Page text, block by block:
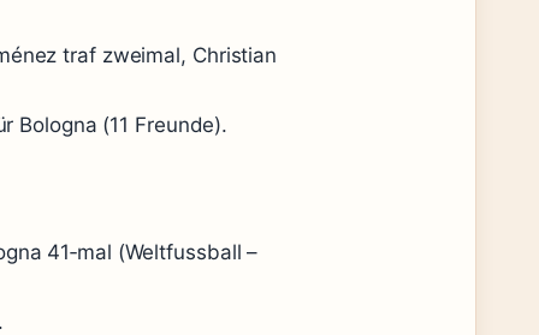
traf zweimal, Christian
Bologna (11 Freunde).
41‑mal (Weltfussball –